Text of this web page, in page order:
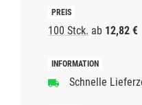
100 Stck. ab 12,82 €
Schnelle